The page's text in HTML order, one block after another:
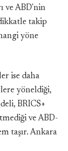
ve ABD'nin
takip
yöne
ise daha
yöneldiği,
BRICS+
ve ABD-
taşır. Ankara